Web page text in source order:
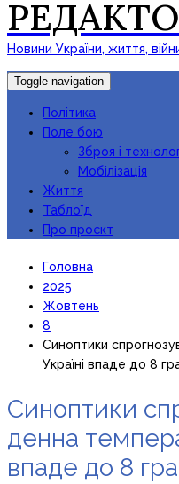
Новини України, життя,
Toggle navigation
Політика
Поле бою
Зброя і
Мобілізація
Життя
Таблоїд
Про проєкт
Головна
2025
Жовтень
8
Синоптики
Україні впаде до 8
Синоптики
денна
впаде до 8